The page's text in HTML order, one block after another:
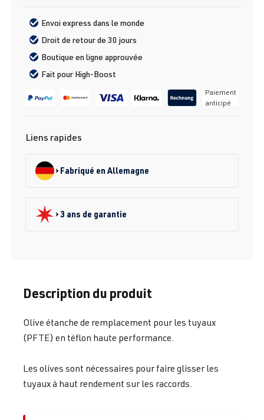
Envoi express dans le monde
Droit de retour de 30 jours
Boutique en ligne approuvée
Fait pour High-Boost
Paiement
anticipé
Liens rapides
Fabriqué en Allemagne
3 ans de garantie
Description du produit
Olive étanche de remplacement pour les tuyaux
(PFTE) en téflon haute performance.
Les olives sont nécessaires pour faire glisser les
tuyaux à haut rendement sur les raccords.